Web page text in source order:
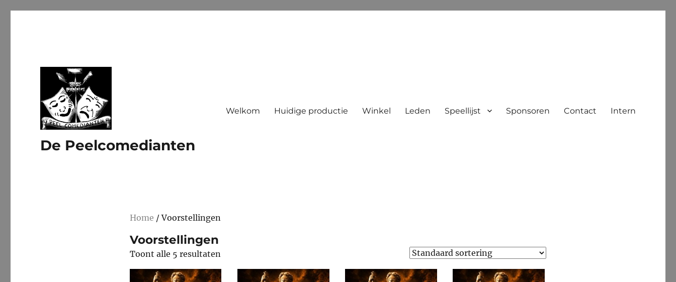
De Peelcomedianten
Welkom Huidige productie Winkel Leden Speellijst Sponsoren Contact Intern
Home / Voorstellingen
Voorstellingen
Toont alle 5 resultaten